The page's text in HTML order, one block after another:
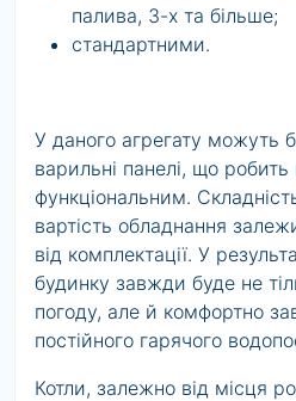
палива, 3-х та більше;
стандартними.
У даного агрегату можуть
варильні панелі, що робить
функціональним.
вартість обладнання
від комплектації. У
будинку завжди буде не
погоду, але й комфортно
постійного гарячого
Котли, залежно від місця